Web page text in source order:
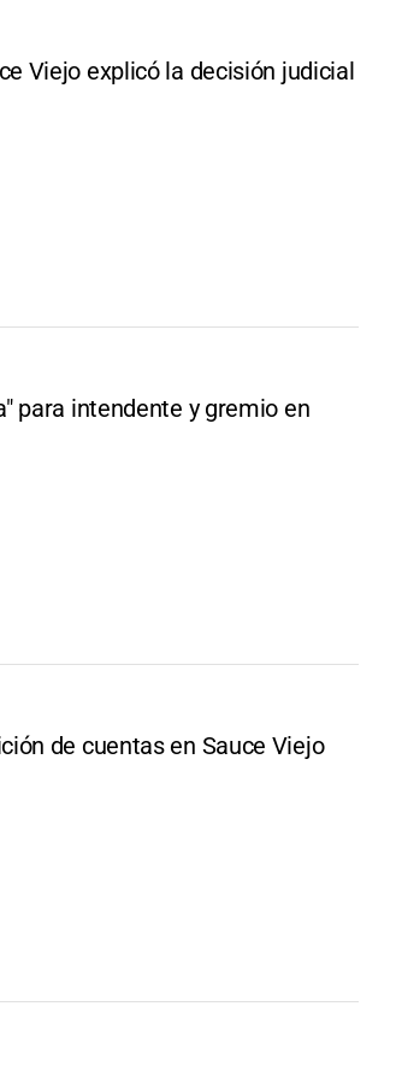
Viejo explicó la decisión judicial
para intendente y gremio en
de cuentas en Sauce Viejo